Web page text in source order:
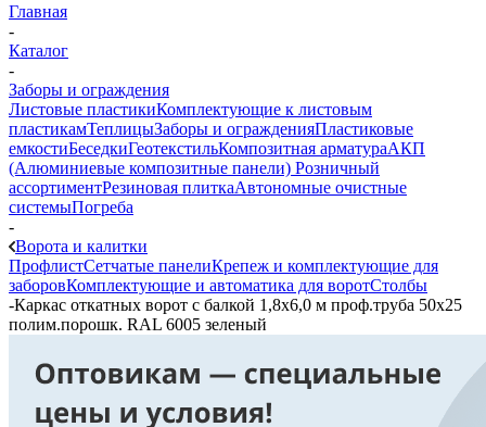
Главная
-
Каталог
-
Заборы и ограждения
Листовые пластикиКомплектующие к листовым
пластикамТеплицыЗаборы и огражденияПластиковые
емкостиБеседкиГеотекстильКомпозитная арматураАКП
(Алюминиевые композитные панели) Розничный
ассортиментРезиновая плиткаАвтономные очистные
системыПогреба
-
Ворота и калитки
ПрофлистСетчатые панелиКрепеж и комплектующие для
заборовКомплектующие и автоматика для воротСтолбы
-Каркас откатных ворот с балкой 1,8х6,0 м проф.труба 50х25
полим.порошк. RAL 6005 зеленый